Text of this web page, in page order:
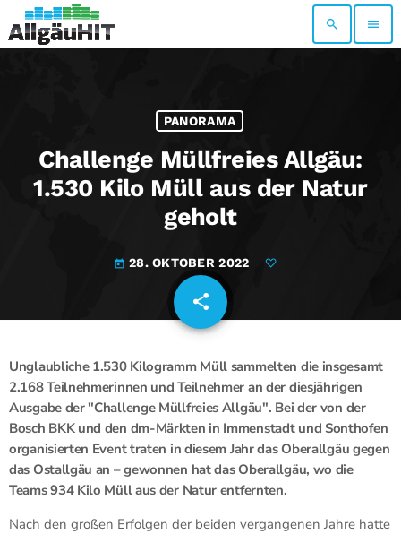
search menu
PANORAMA
Challenge Müllfreies Allgäu:
1.530 Kilo Müll aus der Natur
geholt
today 28. OKTOBER 2022
share
email
Unglaubliche 1.530 Kilogramm Müll sammelten die insgesamt
2.168 Teilnehmerinnen und Teilnehmer an der diesjährigen
Ausgabe der "Challenge Müllfreies Allgäu". Bei der von der
Bosch BKK und den dm-Märkten in Immenstadt und Sonthofen
organisierten Event traten in diesem Jahr das Oberallgäu gegen
das Ostallgäu an – gewonnen hat das Oberallgäu, wo die
Teams 934 Kilo Müll aus der Natur entfernten.
Nach den großen Erfolgen der beiden vergangenen Jahre hatte